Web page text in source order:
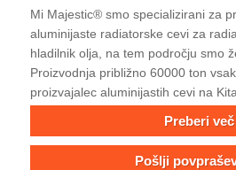
Mi Majestic® smo specializirani za
aluminijaste radiatorske cevi za
hladilnik olja, na tem področju smo
Proizvodnja približno 60000 ton
proizvajalec aluminijastih cevi na
Preberi več
Pošlji